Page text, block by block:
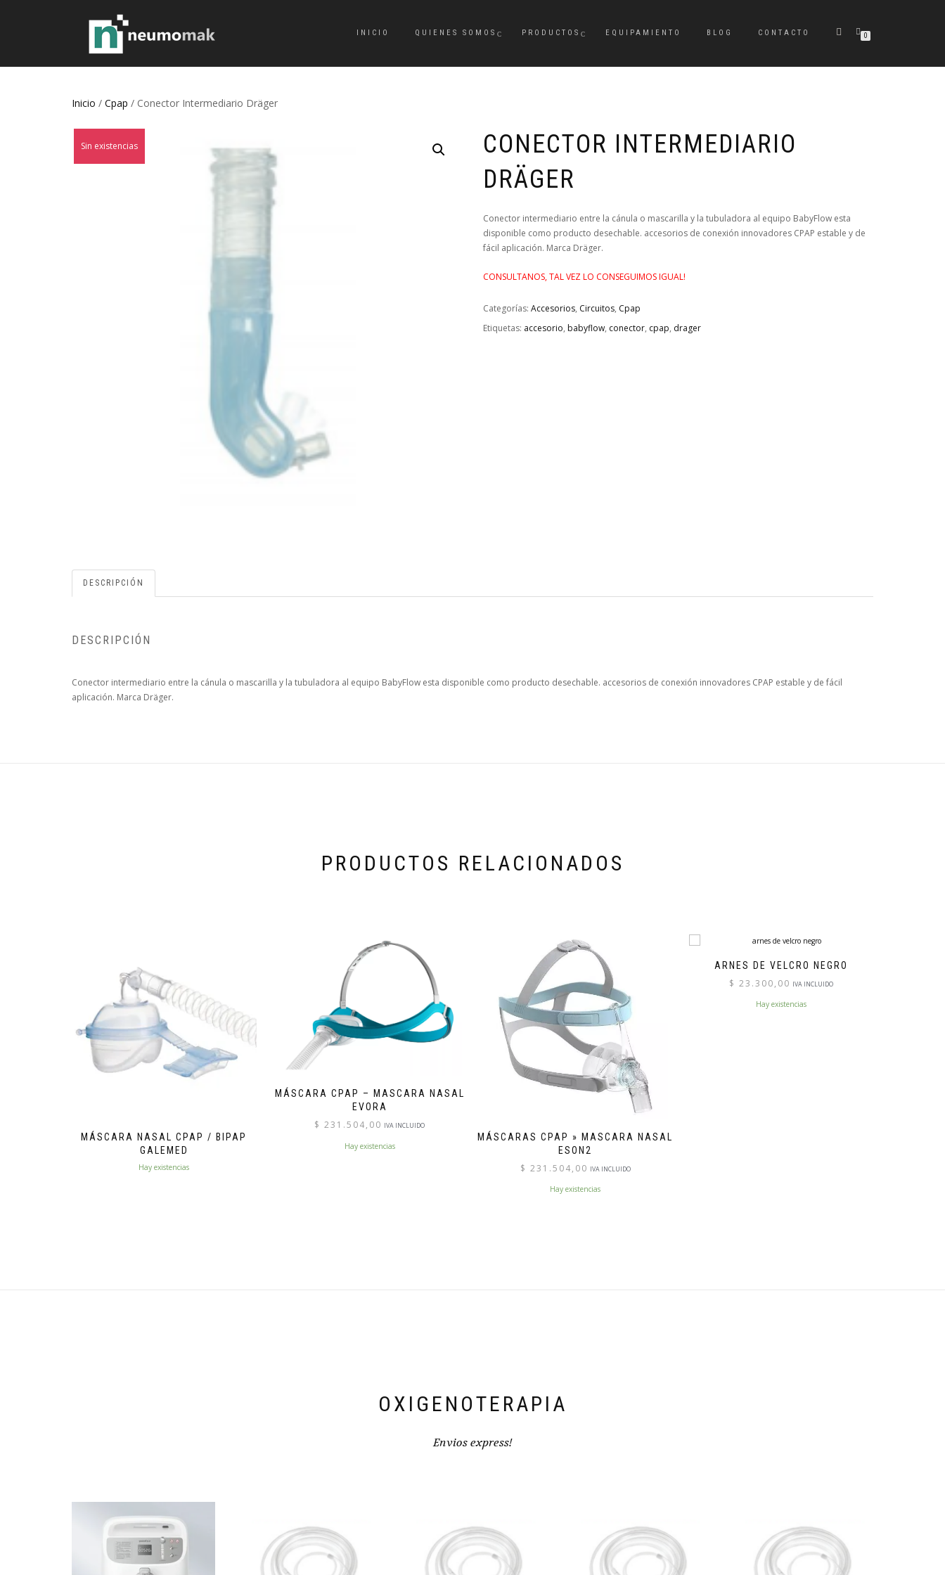
INICIO QUIENES SOMOS PRODUCTOS EQUIPAMIENTO BLOG CONTACTO 0
Inicio / Cpap / Conector Intermediario Dräger
Sin existencias
CONECTOR INTERMEDIARIO
DRÄGER
Conector intermediario entre la cánula o mascarilla y la tubuladora al equipo BabyFlow esta
disponible como producto desechable. accesorios de conexión innovadores CPAP estable y de
fácil aplicación. Marca Dräger.
CONSULTANOS, TAL VEZ LO CONSEGUIMOS IGUAL!
Categorías: Accesorios, Circuitos, Cpap
Etiquetas: accesorio, babyflow, conector, cpap, drager
DESCRIPCIÓN
DESCRIPCIÓN
Conector intermediario entre la cánula o mascarilla y la tubuladora al equipo BabyFlow esta disponible como producto desechable. accesorios de conexión innovadores CPAP estable y de fácil
aplicación. Marca Dräger.
PRODUCTOS RELACIONADOS
MÁSCARA NASAL CPAP / BIPAP
GALEMED
Hay existencias
MÁSCARA CPAP – MASCARA NASAL
EVORA
$ 231.504,00 IVA INCLUIDO
Hay existencias
MÁSCARAS CPAP » MASCARA NASAL
ESON2
$ 231.504,00 IVA INCLUIDO
Hay existencias
ARNES DE VELCRO NEGRO
$ 23.300,00 IVA INCLUIDO
Hay existencias
OXIGENOTERAPIA
Envios express!